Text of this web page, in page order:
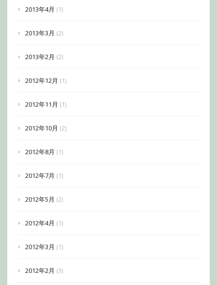
2013年4月 (1)
2013年3月 (2)
2013年2月 (2)
2012年12月 (1)
2012年11月 (1)
2012年10月 (2)
2012年8月 (1)
2012年7月 (1)
2012年5月 (2)
2012年4月 (1)
2012年3月 (1)
2012年2月 (3)